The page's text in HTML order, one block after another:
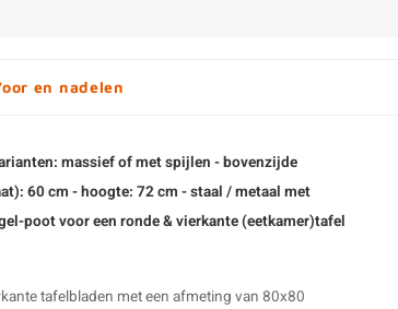
en nadelen
massief of met spijlen - bovenzijde
60 cm - hoogte: 72 cm - staal / metaal met
poot voor een ronde & vierkante (eetkamer)tafel
tafelbladen met een afmeting van 80x80